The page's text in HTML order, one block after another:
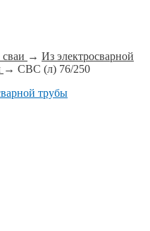
→ Из электросварной
→ СВС (л) 76/250
трубы